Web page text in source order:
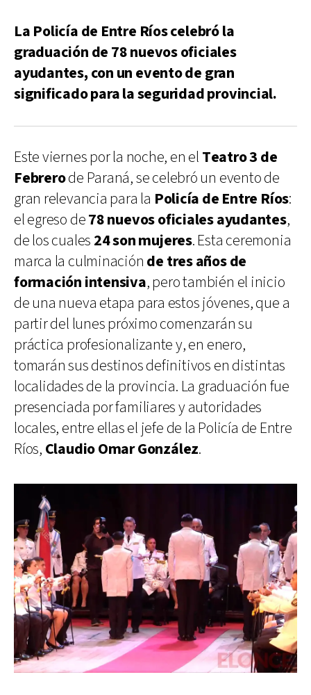
La Policía de Entre Ríos celebró la
graduación de 78 nuevos oficiales
ayudantes, con un evento de gran
significado para la seguridad provincial.
Este viernes por la noche, en el Teatro 3 de
Febrerode Paraná, se celebró un evento de
gran relevancia para la Policía de Entre Ríos:
el egreso de78 nuevos oficiales ayudantes,
de los cuales 24 son mujeres. Esta ceremonia
marca la culminación de tres años de
formación intensiva, pero también el inicio
de una nueva etapa para estos jóvenes, que a
partir del lunes próximo comenzarán su
práctica profesionalizante y, en enero,
tomarán sus destinos definitivos en distintas
localidades de la provincia. La graduación fue
presenciada por familiares y autoridades
locales, entre ellas el jefe de la Policía de Entre
Ríos, Claudio Omar González.